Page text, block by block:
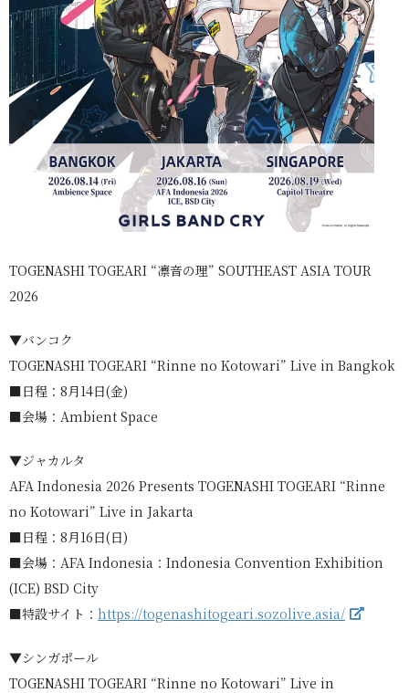
TOGENASHI TOGEARI “凛音の理” SOUTHEAST ASIA TOUR
2026
▼バンコク
TOGENASHI TOGEARI “Rinne no Kotowari” Live in Bangkok
■日程：8月14日(金)
■会場：Ambient Space
▼ジャカルタ
AFA Indonesia 2026 Presents TOGENASHI TOGEARI “Rinne
no Kotowari” Live in Jakarta
■日程：8月16日(日)
■会場：AFA Indonesia：Indonesia Convention Exhibition
(ICE) BSD City
■特設サイト： https://togenashitogeari.sozolive.asia/
▼シンガポール
TOGENASHI TOGEARI “Rinne no Kotowari” Live in